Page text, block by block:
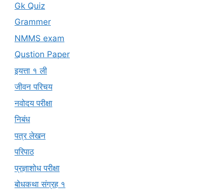
Gk Quiz
Grammer
NMMS exam
Qustion Paper
इयत्ता १ ली
जीवन परिचय
नवोदय परीक्षा
निबंध
पत्र लेखन
परिपाठ
प्रज्ञाशोध परीक्षा
बोधकथा संग्रह १